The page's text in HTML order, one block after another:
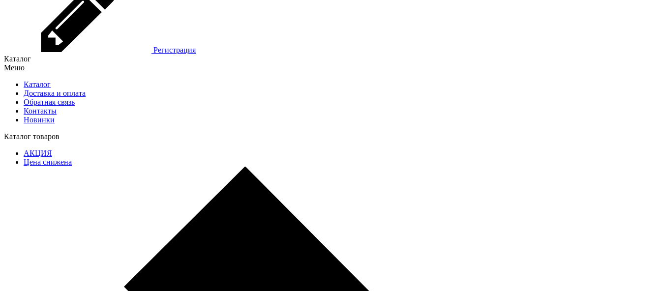
Регистрация
Каталог
Меню
Каталог
Доставка и оплата
Обратная связь
Контакты
Новинки
Каталог товаров
АКЦИЯ
Цена снижена